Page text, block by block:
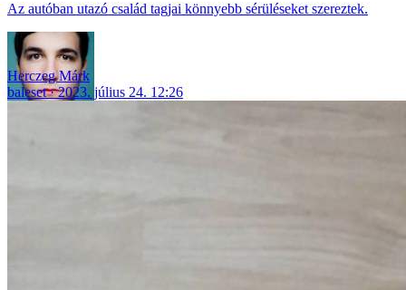
Az autóban utazó család tagjai könnyebb sérüléseket szereztek.
Herczeg Márk
baleset
2023. július 24. 12:26